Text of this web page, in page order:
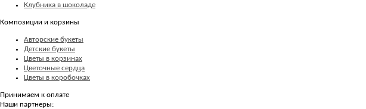
Клубника в шоколаде
Композиции и корзины
Авторские букеты
Детские букеты
Цветы в корзинах
Цветочные сердца
Цветы в коробочках
Принимаем к оплате
Наши партнеры: